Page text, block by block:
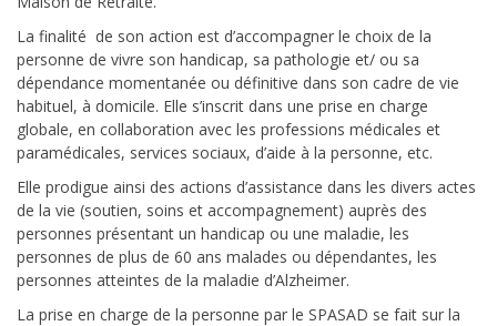
La finalité de son action est d’accompagner le choix de la
personne de vivre son handicap, sa pathologie et/ ou sa
dépendance momentanée ou définitive dans son cadre de vie
habituel, à domicile. Elle s’inscrit dans une prise en charge
globale, en collaboration avec les professions médicales et
paramédicales, services sociaux, d’aide à la personne, etc.
Elle prodigue ainsi des actions d’assistance dans les divers actes
de la vie (soutien, soins et accompagnement) auprès des
personnes présentant un handicap ou une maladie, les
personnes de plus de 60 ans malades ou dépendantes, les
personnes atteintes de la maladie d’Alzheimer.
La prise en charge de la personne par le SPASAD se fait sur la